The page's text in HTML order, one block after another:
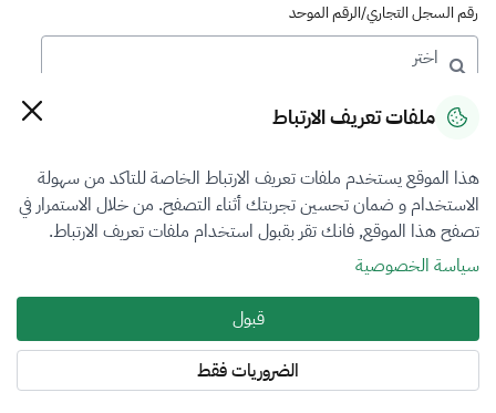
رقم السجل التجاري/الرقم الموحد
رقم الترخيص
التصنيف
VFR5
فرع التقييم
ملفات تعريف الارتباط
هذا الموقع يستخدم ملفات تعريف الارتباط الخاصة للتاكد من سهولة
الاستخدام و ضمان تحسين تجربتك أثناء التصفح. من خلال الاستمرار في
تصفح هذا الموقع, فانك تقر بقبول استخدام ملفات تعريف الارتباط.
سياسة الخصوصية
قبول
الضروريات فقط